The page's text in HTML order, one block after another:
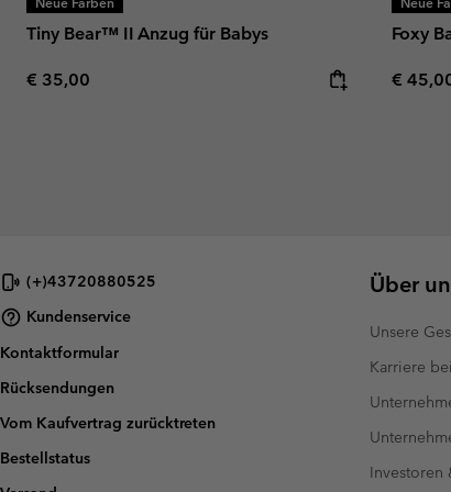
Tiny Bear™ II Anzug für Babys
Regular price:
€ 35,00
Foxy
€
(+)43720880525
Kundenservice
Kontaktformular
Rücksendungen
Vom Kaufvertrag zurücktreten
Bestellstatus
Über
Unsere
Karriere
Investoren